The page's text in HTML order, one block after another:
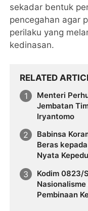
sekadar bentuk
pencegahan agar
perilaku yang
kedinasan.
RELATED
Menteri
Jembatan
Iryantomo
Babinsa
Beras
Nyata
Kodim 0823/
Pembinaan